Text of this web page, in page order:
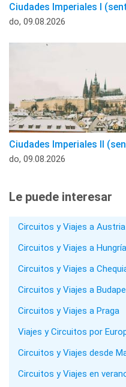
Ciudades Imperiales I
do, 09.08.2026
Ciudades Imperiales II
do, 09.08.2026
Le puede interesar
Circuitos y Viajes a Austria
Circuitos y Viajes a Hungría
Circuitos y Viajes a
Circuitos y Viajes a
Circuitos y Viajes a Praga
Viajes y Circuitos por
Circuitos y Viajes desde
Circuitos y Viajes en